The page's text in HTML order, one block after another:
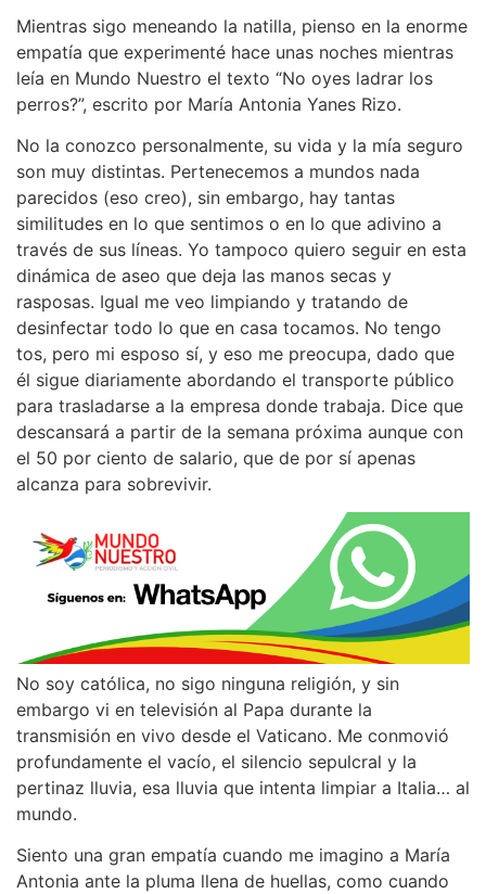
Mientras sigo meneando la natilla, pienso en la enorme
empatía que experimenté hace unas noches mientras
leía en Mundo Nuestro el texto “No oyes ladrar los
perros?”, escrito por María Antonia Yanes Rizo.
No la conozco personalmente, su vida y la mía seguro
son muy distintas. Pertenecemos a mundos nada
parecidos (eso creo), sin embargo, hay tantas
similitudes en lo que sentimos o en lo que adivino a
través de sus líneas. Yo tampoco quiero seguir en esta
dinámica de aseo que deja las manos secas y
rasposas. Igual me veo limpiando y tratando de
desinfectar todo lo que en casa tocamos. No tengo
tos, pero mi esposo sí, y eso me preocupa, dado que
él sigue diariamente abordando el transporte público
para trasladarse a la empresa donde trabaja. Dice que
descansará a partir de la semana próxima aunque con
el 50 por ciento de salario, que de por sí apenas
alcanza para sobrevivir.
No soy católica, no sigo ninguna religión, y sin
embargo vi en televisión al Papa durante la
transmisión en vivo desde el Vaticano. Me conmovió
profundamente el vacío, el silencio sepulcral y la
pertinaz lluvia, esa lluvia que intenta limpiar a Italia… al
mundo.
Siento una gran empatía cuando me imagino a María
Antonia ante la pluma llena de huellas, como cuando